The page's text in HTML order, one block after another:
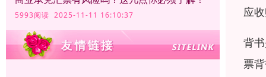
5993阅读 2025-11-11 16:10:37
应
背
票